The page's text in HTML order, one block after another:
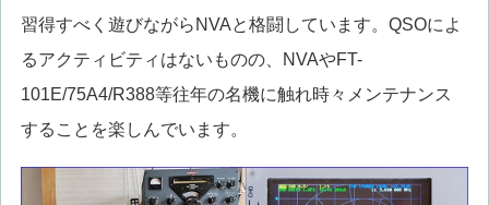
習得すべく遊びながらNVAと格闘しています。QSOによ
るアクティビティはないものの、NVAやFT-
101E/75A4/R388等往年の名機に触れ時々メンテナンス
することを楽しんでいます。